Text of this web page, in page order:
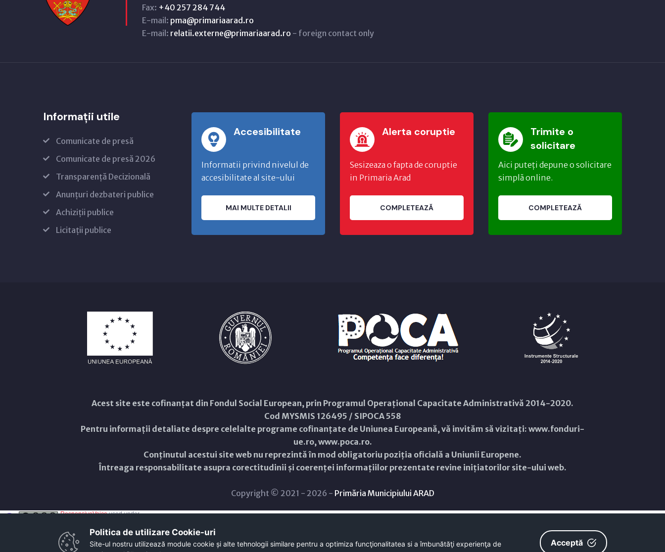
Fax: +40 257 284 744
E-mail: pma@primariaarad.ro
E-mail: relatii.externe@primariaarad.ro - foreign contact only
Informații utile
Comunicate de presă
Comunicate de presă 2026
Transparență Decizională
Anunțuri dezbateri publice
Achiziții publice
Licitații publice
Accesibilitate
Informatii privind nivelul de
accesibilitate al site-ului
MAI MULTE DETALII
Alerta coruptie
Sesizeaza o fapta de coruptie
in Primaria Arad
COMPLETEAZĂ
Trimite o
solicitare
Aici puteți depune o solicitare
simplă online.
COMPLETEAZĂ
Acest site este cofinanțat din Fondul Social European, prin Programul Operațional Capacitate Administrativă 2014-2020.
Cod MYSMIS 126495 / SIPOCA 558
Pentru informații detaliate despre celelalte programe cofinanțate de Uniunea Europeană, vă invităm să vizitați: www.fonduri-
ue.ro,www.poca.ro.
Conținutul acestui site web nu reprezintă în mod obligatoriu poziția oficială a Uniunii Europene.
Întreaga responsabilitate asupra corectitudinii și coerenței informațiilor prezentate revine inițiatorilor site-ului web.
Copyright © 2021 - 2026 - Primăria Municipiului ARAD
ResponsiveVoice used under
Politica de utilizare Cookie-uri‎
Site-ul nostru utilizează module cookie și alte tehnologii similare pentru a optimiza funcţionalitatea si a îmbunătăţi experienţa de
Acceptă